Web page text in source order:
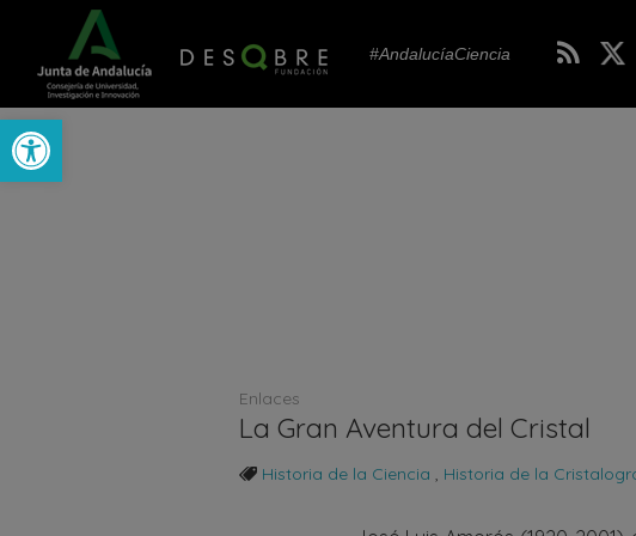
Abrir barra de herramientas
#AndalucíaCiencia
Enlaces
La Gran Aventura del Cristal
Historia de la Ciencia , Historia de la